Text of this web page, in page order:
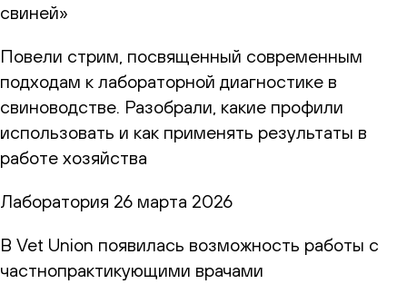
свиней»
Повели стрим, посвященный современным
подходам к лабораторной диагностике в
свиноводстве. Разобрали, какие профили
использовать и как применять результаты в
работе хозяйства
Лаборатория 26 марта 2026
В Vet Union появилась возможность работы с
частнопрактикующими врачами